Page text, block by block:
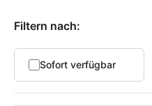
Filtern nach:
Sofort verfügbar